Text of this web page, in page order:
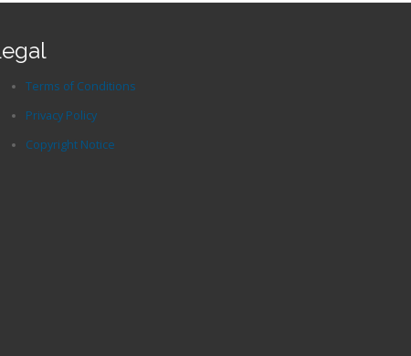
Terms of Conditions
Privacy Policy
Copyright Notice